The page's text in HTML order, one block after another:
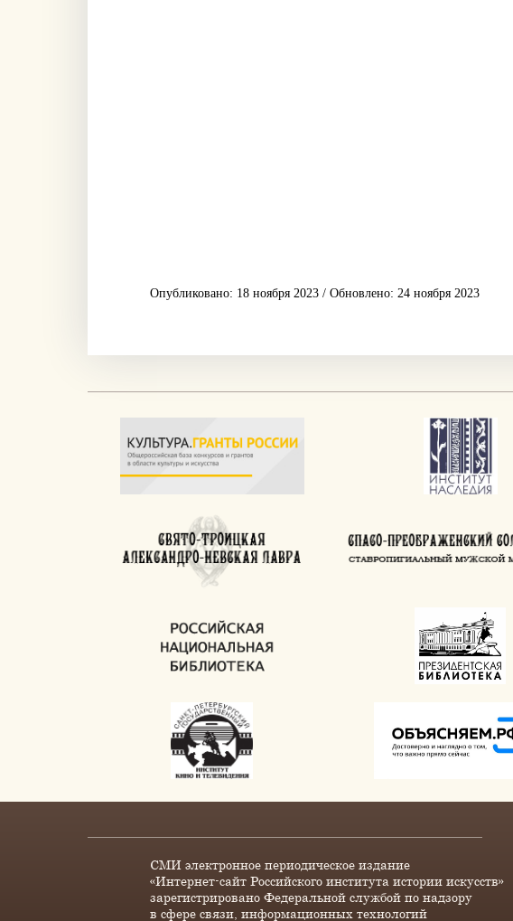
Опубликовано: 18 ноября 2023 / Обновлено: 24 ноября 2023
СМИ электронное периодическое издание
«Интернет-сайт Российского института истории искусств»
зарегистрировано Федеральной службой по надзору
в сфере связи, информационных технологий